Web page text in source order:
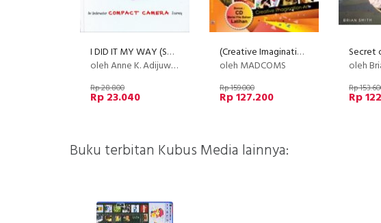
I DID IT MY WAY (Soft Cover)
oleh Anne K. Adijuwono
Rp 28.800
Rp 23.040
(Creative Imagination Art) Kreasi Digital Dengan Photoshop Untuk Pemula+cd
oleh MADCOMS
Rp 159.000
Rp 127.200
oleh
Rp
Rp
Buku terbitan Kubus Media lainnya: